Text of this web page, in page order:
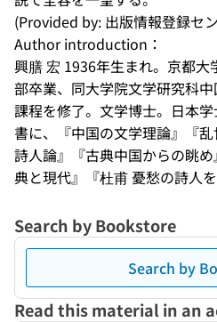
(Provided by: 出版情報登録セ
Author introduction：
興膳 宏 1936年生まれ。京都
部卒業、同大学院文学研究科
課程を修了。文学博士。日本
書に、『中国の文学理論』『
詩人論』『古典中国からの眺
典と現代』『杜甫 憂愁の詩人
Search by Bookstore
Search by
Read this material in an